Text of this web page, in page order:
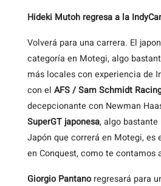
Hideki Mutoh regresa a la
Volverá para una carrera. El
categoría en Motegi, algo
más locales con experiencia de
con el AFS / Sam Schmidt
decepcionante con Newman
SuperGT japonesa, algo
Japón que correrá en Motegi, es
en Conquest, como te contamos
Giorgio Pantanoregresará para